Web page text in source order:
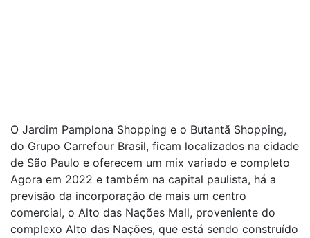
O Jardim Pamplona Shopping e o Butantã Shopping,
do Grupo Carrefour Brasil, ficam localizados na cidade
de São Paulo e oferecem um mix variado e completo
Agora em 2022 e também na capital paulista, há a
previsão da incorporação de mais um centro
comercial, o Alto das Nações Mall, proveniente do
complexo Alto das Nações, que está sendo construído